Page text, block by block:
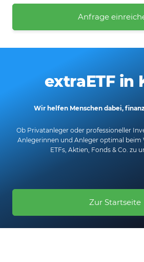
Anfrage
extraETF in
Wir helfen Menschen dabei,
Ob Privatanleger oder professioneller
Anlegerinnen und Anleger optimal beim
ETFs, Aktien, Fonds & Co. zu
Zur Startseite